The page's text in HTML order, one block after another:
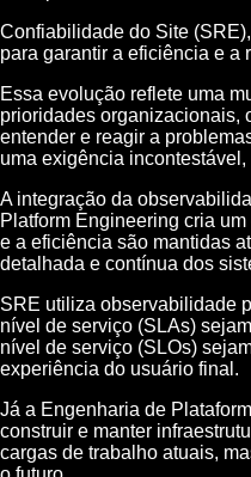
Confiabilidade do Site
para garantir a eficiência e a
Essa evolução reflete uma
prioridades organizacionais,
entender e reagir a
uma exigência
A integração da
Platform Engineering cria
e a eficiência são mantidas
detalhada e contínua dos
SRE utiliza observabilidade
nível de serviço (SLAs)
nível de serviço (SLOs)
experiência do usuário final.
Já a Engenharia de
construir e manter
cargas de trabalho atuais,